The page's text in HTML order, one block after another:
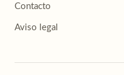
Contacto
Aviso legal